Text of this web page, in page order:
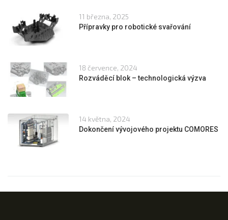
11 března, 2025
Přípravky pro robotické svařování
18 července, 2024
Rozváděcí blok – technologická výzva
14 května, 2024
Dokončení vývojového projektu COMORES